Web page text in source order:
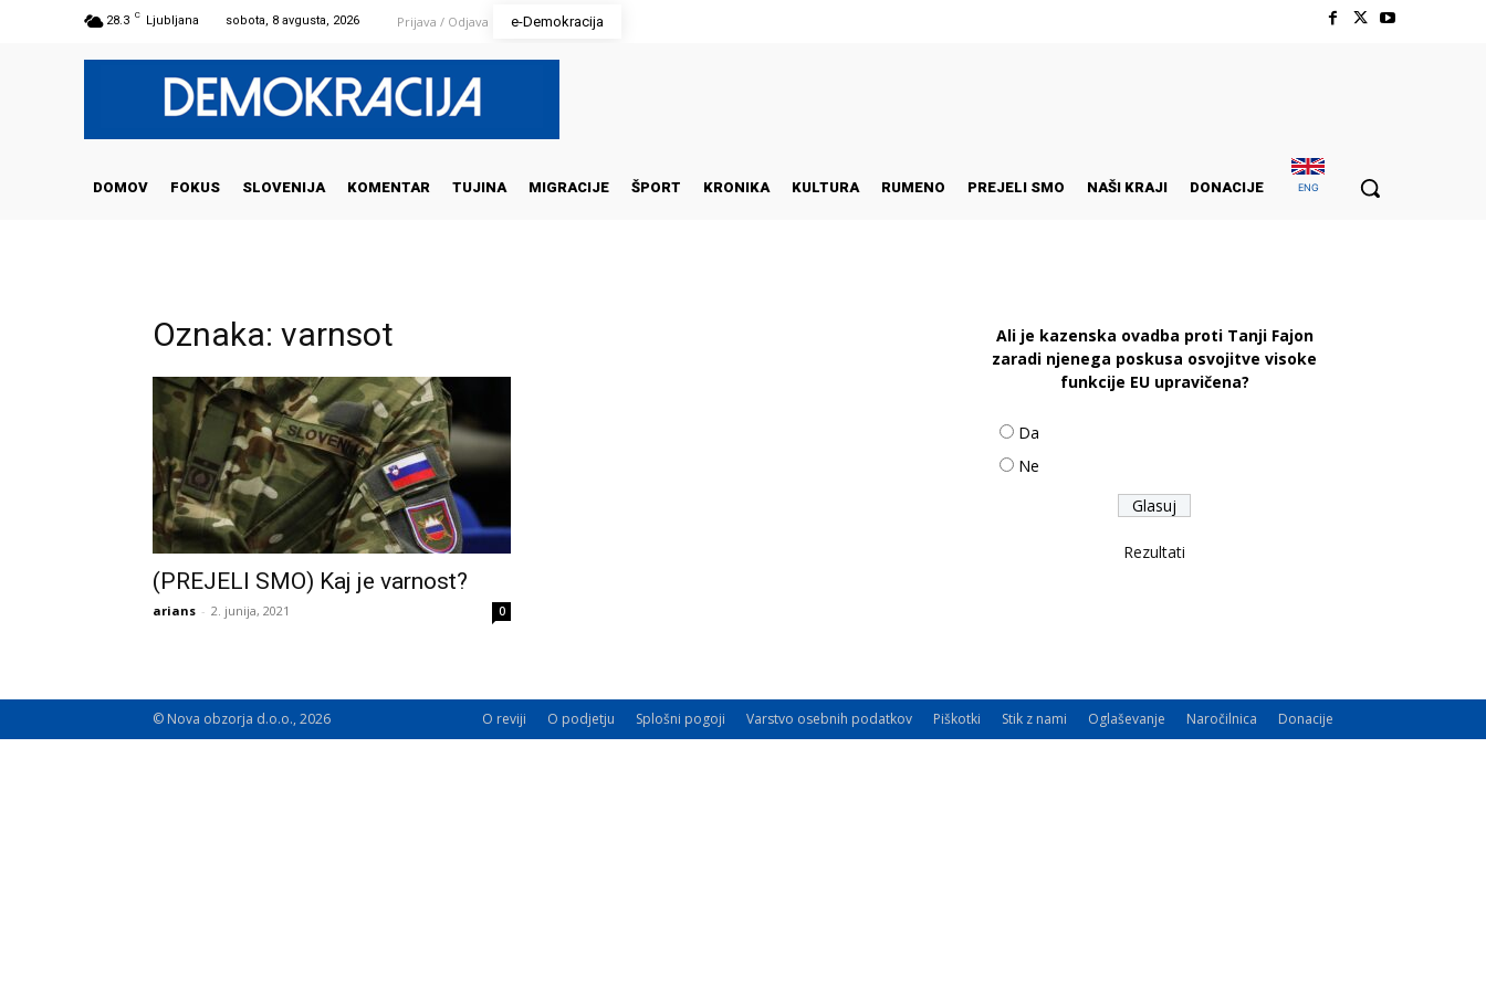
28.3 C Ljubljana sobota, 8 avgusta, 2026 Prijava / Odjava e-Demokracija
DOMOV FOKUS SLOVENIJA KOMENTAR TUJINA MIGRACIJE ŠPORT KRONIKA KULTURA RUMENO PREJELI SMO NAŠI KRAJI DONACIJE ENG
Oznaka: varnsot
(PREJELI SMO) Kaj je varnost?
arians - 2. junija, 2021 0
Ali je kazenska ovadba proti Tanji Fajon
zaradi njenega poskusa osvojitve visoke
funkcije EU upravičena?
Da
Ne
Rezultati
O reviji O podjetju Splošni pogoji Varstvo osebnih podatkov Piškotki Stik z nami Oglaševanje Naročilnica Donacije
© Nova obzorja d.o.o., 2026